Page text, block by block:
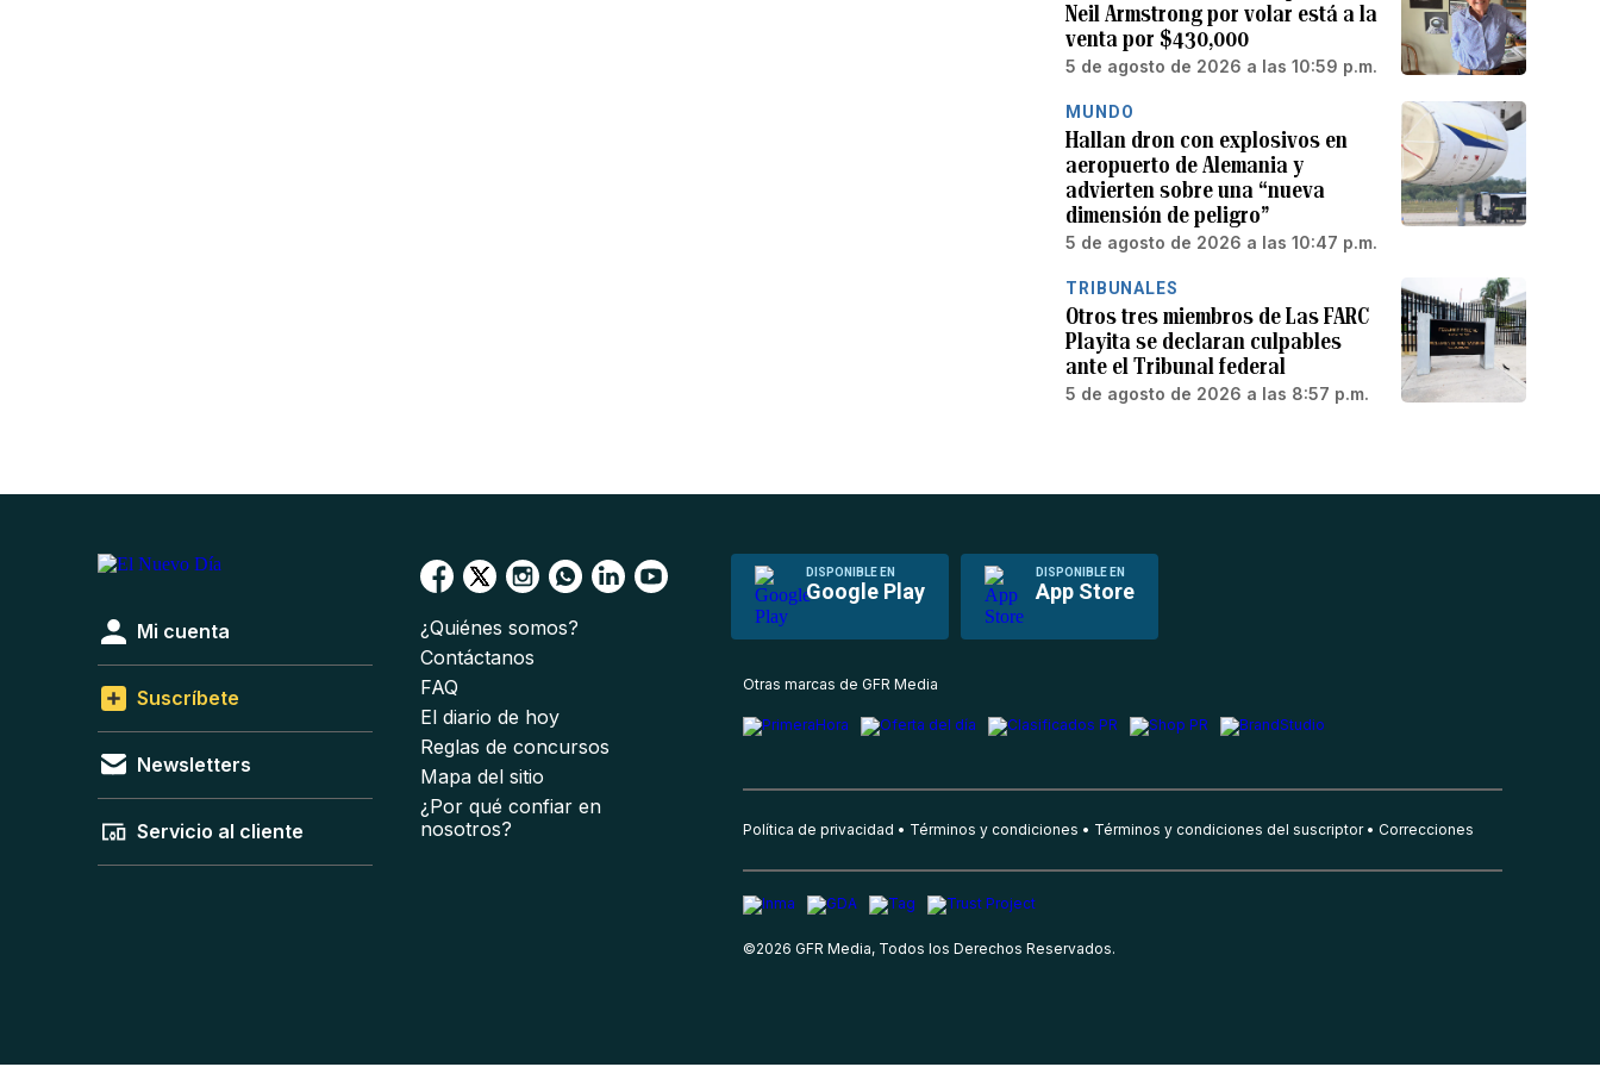
Neil Armstrong por volar está a la
venta por $430,000
5 de agosto de 2026 a las 10:59 p.m.
MUNDO
Hallan dron con explosivos en
aeropuerto de Alemania y
advierten sobre una “nueva
dimensión de peligro”
5 de agosto de 2026 a las 10:47 p.m.
TRIBUNALES
Otros tres miembros de Las FARC
Playita se declaran culpables
ante el Tribunal federal
5 de agosto de 2026 a las 8:57 p.m.
DISPONIBLE EN
Google Play
DISPONIBLE EN
App Store
Mi cuenta
Suscríbete
Newsletters
Servicio al cliente
¿Quiénes somos?
Contáctanos
FAQ
El diario de hoy
Reglas de concursos
Mapa del sitio
¿Por qué confiar en
nosotros?
Otras marcas de GFR Media
Política de privacidad Términos y condiciones Términos y condiciones del suscriptor Correcciones
©2026 GFR Media, Todos los Derechos Reservados.